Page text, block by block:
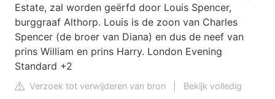
Estate, zal worden geërfd door Louis Spencer,
burggraaf Althorp. Louis is de zoon van Charles
Spencer (de broer van Diana) en dus de neef van
prins William en prins Harry. London Evening
Standard +2
Verzoek tot verwijderen van bron
Bekijk volledig